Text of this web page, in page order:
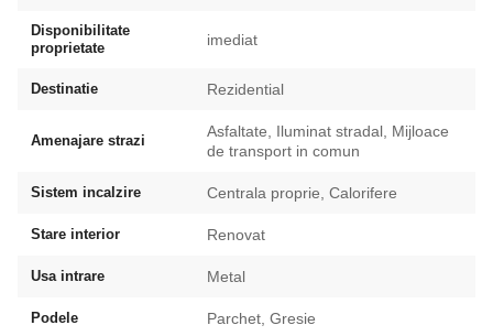
Disponibilitate
proprietate
imediat
Destinatie Rezidential
Amenajare strazi
Asfaltate, Iluminat stradal, Mijloace
de transport in comun
Sistem incalzire Centrala proprie, Calorifere
Stare interior Renovat
Usa intrare Metal
Podele Parchet, Gresie